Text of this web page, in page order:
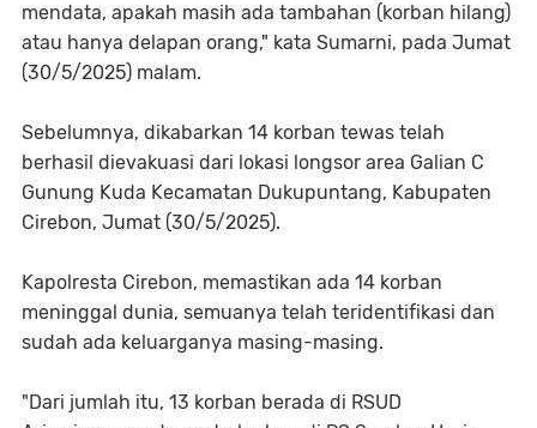
mendata, apakah masih ada tambahan (korban hilang)
atau hanya delapan orang," kata Sumarni, pada Jumat
(30/5/2025) malam.
Sebelumnya, dikabarkan 14 korban tewas telah
berhasil dievakuasi dari lokasi longsor area Galian C
Gunung Kuda Kecamatan Dukupuntang, Kabupaten
Cirebon, Jumat (30/5/2025).
Kapolresta Cirebon, memastikan ada 14 korban
meninggal dunia, semuanya telah teridentifikasi dan
sudah ada keluarganya masing-masing.
"Dari jumlah itu, 13 korban berada di RSUD